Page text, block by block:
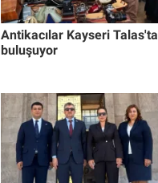
Antikacılar Kayseri Talas'ta
buluşuyor